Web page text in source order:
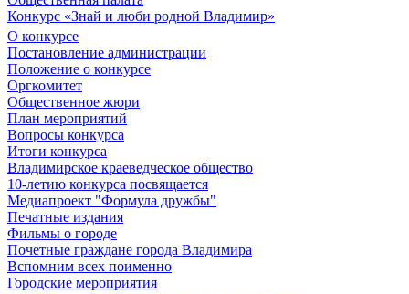
Конкурс «Знай и люби родной Владимир»
О конкурсе
Постановление администрации
Положение о конкурсе
Оргкомитет
Общественное жюри
План мероприятий
Вопросы конкурса
Итоги конкурса
Владимирское краеведческое общество
10-летию конкурса посвящается
Медиапроект "Формула дружбы"
Печатные издания
Фильмы о городе
Почетные граждане города Владимира
Вспомним всех поименно
Городские мероприятия